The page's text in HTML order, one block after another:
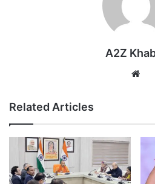
A2Z
Related Articles